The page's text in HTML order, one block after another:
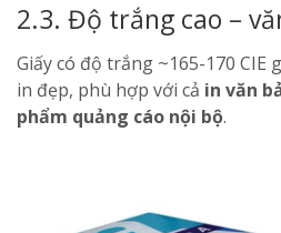
2.3. Độ trắng cao –
Giấy có độ trắng ~165-170
in đẹp, phù hợp với cả in văn
phẩm quảng cáo nội bộ.